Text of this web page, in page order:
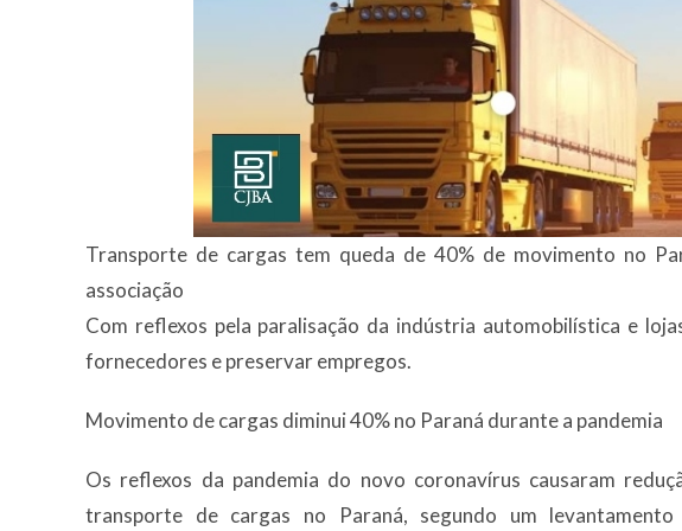
Transporte de cargas tem queda de 40% de movimento no
associação
Com reflexos pela paralisação da indústria automobilística e
fornecedores e preservar empregos.
Movimento de cargas diminui 40% no Paraná durante a pandemia
Os reflexos da pandemia do novo coronavírus causaram
transporte de cargas no Paraná, segundo um